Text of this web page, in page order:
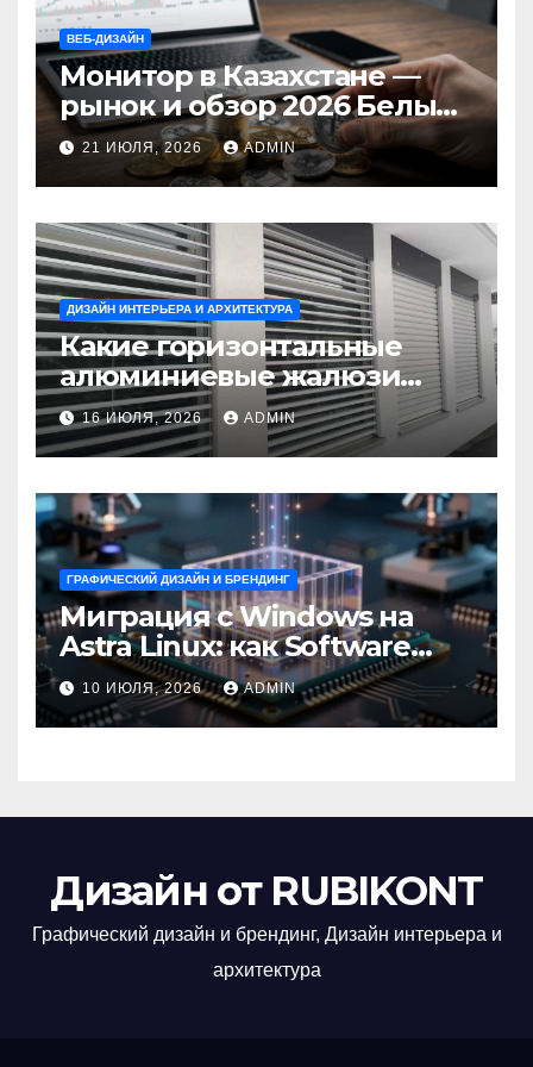
ВЕБ-ДИЗАЙН
Монитор в Казахстане —
рынок и обзор 2026 Белый
Ветер Shop.kz
21 ИЮЛЯ, 2026 ADMIN
ДИЗАЙН ИНТЕРЬЕРА И АРХИТЕКТУРА
Какие горизонтальные
алюминиевые жалюзи
выбрать для окон?
16 ИЮЛЯ, 2026 ADMIN
ГРАФИЧЕСКИЙ ДИЗАЙН И БРЕНДИНГ
Миграция с Windows на
Astra Linux: как Software
Group успешно перешла на
отечественную ОС
10 ИЮЛЯ, 2026 ADMIN
Дизайн от RUBIKONT
Графический дизайн и брендинг, Дизайн интерьера и
архитектура